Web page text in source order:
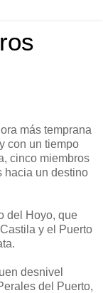
más temprana
con un tiempo
cinco miembros
hacia un destino
del Hoyo, que
y el Puerto
desnivel
del Puerto,